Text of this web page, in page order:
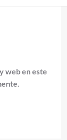
web en este